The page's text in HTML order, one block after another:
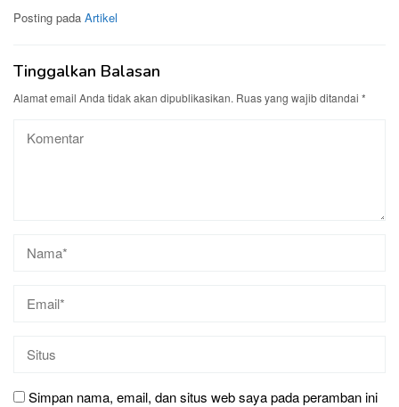
Posting pada Artikel
Tinggalkan Balasan
Alamat email Anda tidak akan dipublikasikan. Ruas yang wajib ditandai *
Simpan nama, email, dan situs web saya pada peramban ini